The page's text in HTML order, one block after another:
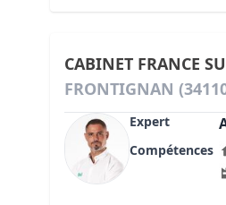
CABINET FRANCE
FRONTIGNAN
Expert
Compétences